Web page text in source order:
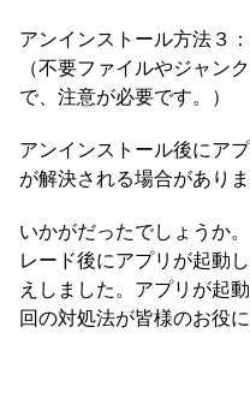
アンインストール方法３
（不要ファイルやジャン
で、注意が必要です。）
アンインストール後にア
が解決される場合がありま
いかがだったでしょうか
レード後にアプリが起動
えしました。アプリが起
回の対処法が皆様のお役